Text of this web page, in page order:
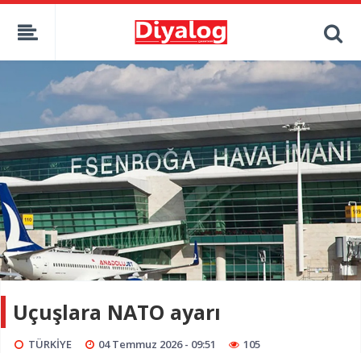
Uçuşlara NATO ayarı
TÜRKİYE 04 Temmuz 2026 - 09:51 105